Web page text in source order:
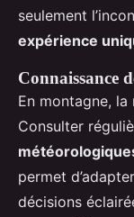
seulement
expérience
Connaissance
En montagne,
Consulter
permet
décisions